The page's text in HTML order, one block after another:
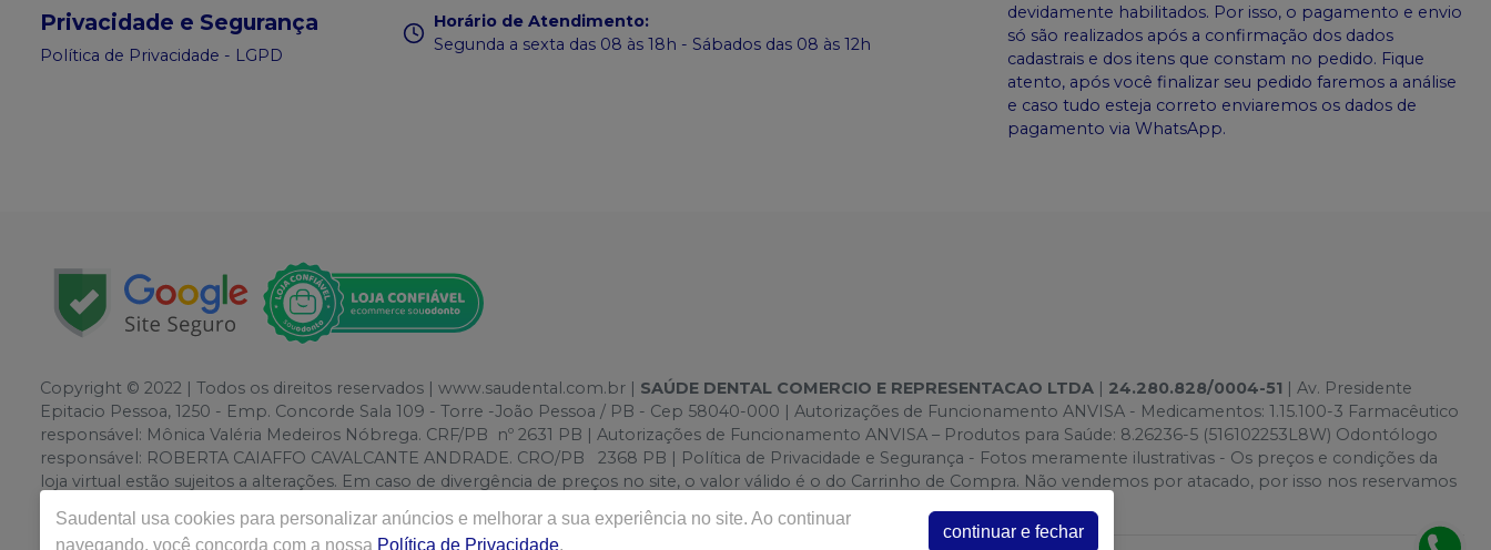
Privacidade e Segurança
Política de Privacidade - LGPD
Horário de Atendimento:
Segunda a sexta das 08 às 18h - Sábados das 08 às 12h
devidamente habilitados. Por isso, o pagamento e envio
só são realizados após a confirmação dos dados
cadastrais e dos itens que constam no pedido. Fique
atento, após você finalizar seu pedido faremos a análise
e caso tudo esteja correto enviaremos os dados de
pagamento via WhatsApp.
Copyright © 2022 | Todos os direitos reservados | www.saudental.com.br | SAÚDE DENTAL COMERCIO E REPRESENTACAO LTDA | 24.280.828/0004-51 | Av. Presidente
Epitacio Pessoa, 1250 - Emp. Concorde Sala 109 - Torre -João Pessoa / PB - Cep 58040-000 | Autorizações de Funcionamento ANVISA - Medicamentos: 1.15.100-3 Farmacêutico
responsável: Mônica Valéria Medeiros Nóbrega. CRF/PB nº 2631 PB | Autorizações de Funcionamento ANVISA – Produtos para Saúde: 8.26236-5 (516102253L8W) Odontólogo
responsável: ROBERTA CAIAFFO CAVALCANTE ANDRADE. CRO/PB 2368 PB | Política de Privacidade e Segurança - Fotos meramente ilustrativas - Os preços e condições da
loja virtual estão sujeitos a alterações. Em caso de divergência de preços no site, o valor válido é o do Carrinho de Compra. Não vendemos por atacado, por isso nos reservamos
Saudental usa cookies para personalizar anúncios e melhorar a sua experiência no site. Ao continuar
navegando, você concorda com a nossa Política de Privacidade.
continuar e fechar